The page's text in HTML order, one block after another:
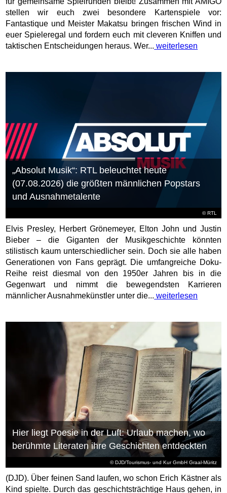
stellen wir euch zwei besondere Kartenspiele vor:
Fantastique und Meister Makatsu bringen frischen Wind in
euer Spieleregal und fordern euch mit cleveren Kniffen und
taktischen Entscheidungen heraus. Wer... weiterlesen
©RTL
„Absolut Musik“: RTL beleuchtet heute
(07.08.2026) die größten männlichen Popstars
und Ausnahmetalente
Elvis Presley, Herbert Grönemeyer, Elton John und Justin
Bieber – die Giganten der Musikgeschichte könnten
stilistisch kaum unterschiedlicher sein. Doch sie alle haben
Generationen von Fans geprägt. Die umfangreiche Doku-
Reihe reist diesmal von den 1950er Jahren bis in die
Gegenwart und nimmt die bewegendsten Karrieren
männlicher Ausnahmekünstler unter die... weiterlesen
© DJD/Tourismus- und Kur GmbH Graal-Müritz
Hier liegt Poesie in der Luft: Urlaub machen, wo
berühmte Literaten ihre Geschichten entdeckten
(DJD). Über feinen Sand laufen, wo schon Erich Kästner als
Kind spielte. Durch das geschichtsträchtige Haus gehen, in